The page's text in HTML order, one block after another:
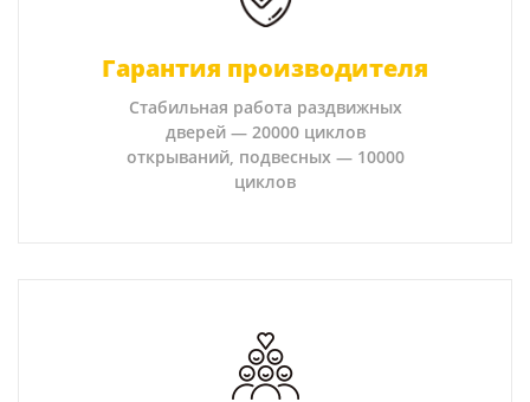
Гарантия производителя
Стабильная работа раздвижных
дверей — 20000 циклов
открываний, подвесных — 10000
циклов